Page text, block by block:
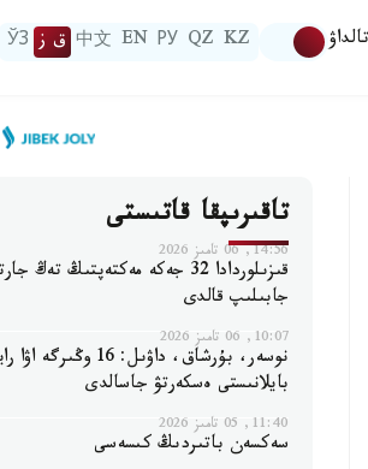
تالداۋ KZ
QZ
РУ
EN
中文 ق ز ЎЗ
تاقىرىپقا قاتىستى
14:56, 06 تامىز 2026
قىزىلوردادا 32 جەكە مەكتەپتىڭ تەڭ
جابىلىپ قالدى
10:07, 06 تامىز 2026
نوسەر، بۇرشاق، داۋىل: 16 وڭىرگە
بايلانىستى ەسكەرتۋ جاسالدى
11:40, 05 تامىز 2026
سەكسەن باتىردىڭ كىسەسى